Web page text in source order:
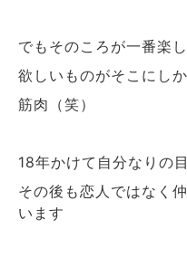
でもそのころが一番楽
欲しいものがそこにし
筋肉（笑）
18年かけて自分なりの
その後も恋人ではなく
います